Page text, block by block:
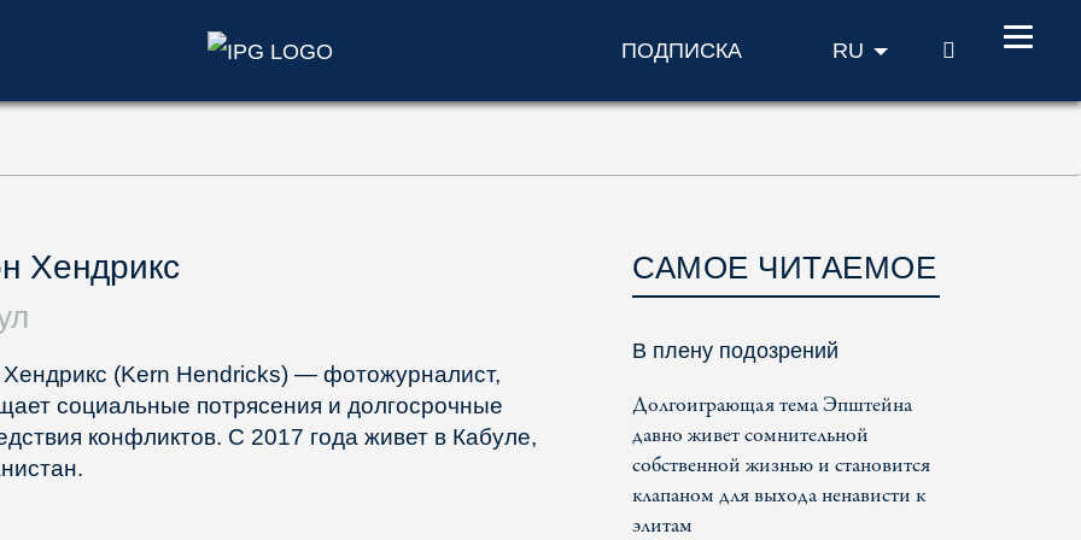
ПОДПИСКА RU ПОИСК
Хендрикс
(Kern Hendricks) — фотожурналист,
социальные потрясения и долгосрочные
конфликтов. С 2017 года живет в Кабуле,
САМОЕ ЧИТАЕМОЕ
В плену подозрений
Долгоиграющая тема Эпштейна
давно живет сомнительной
собственной жизнью и становится
клапаном для выхода ненависти к
элитам